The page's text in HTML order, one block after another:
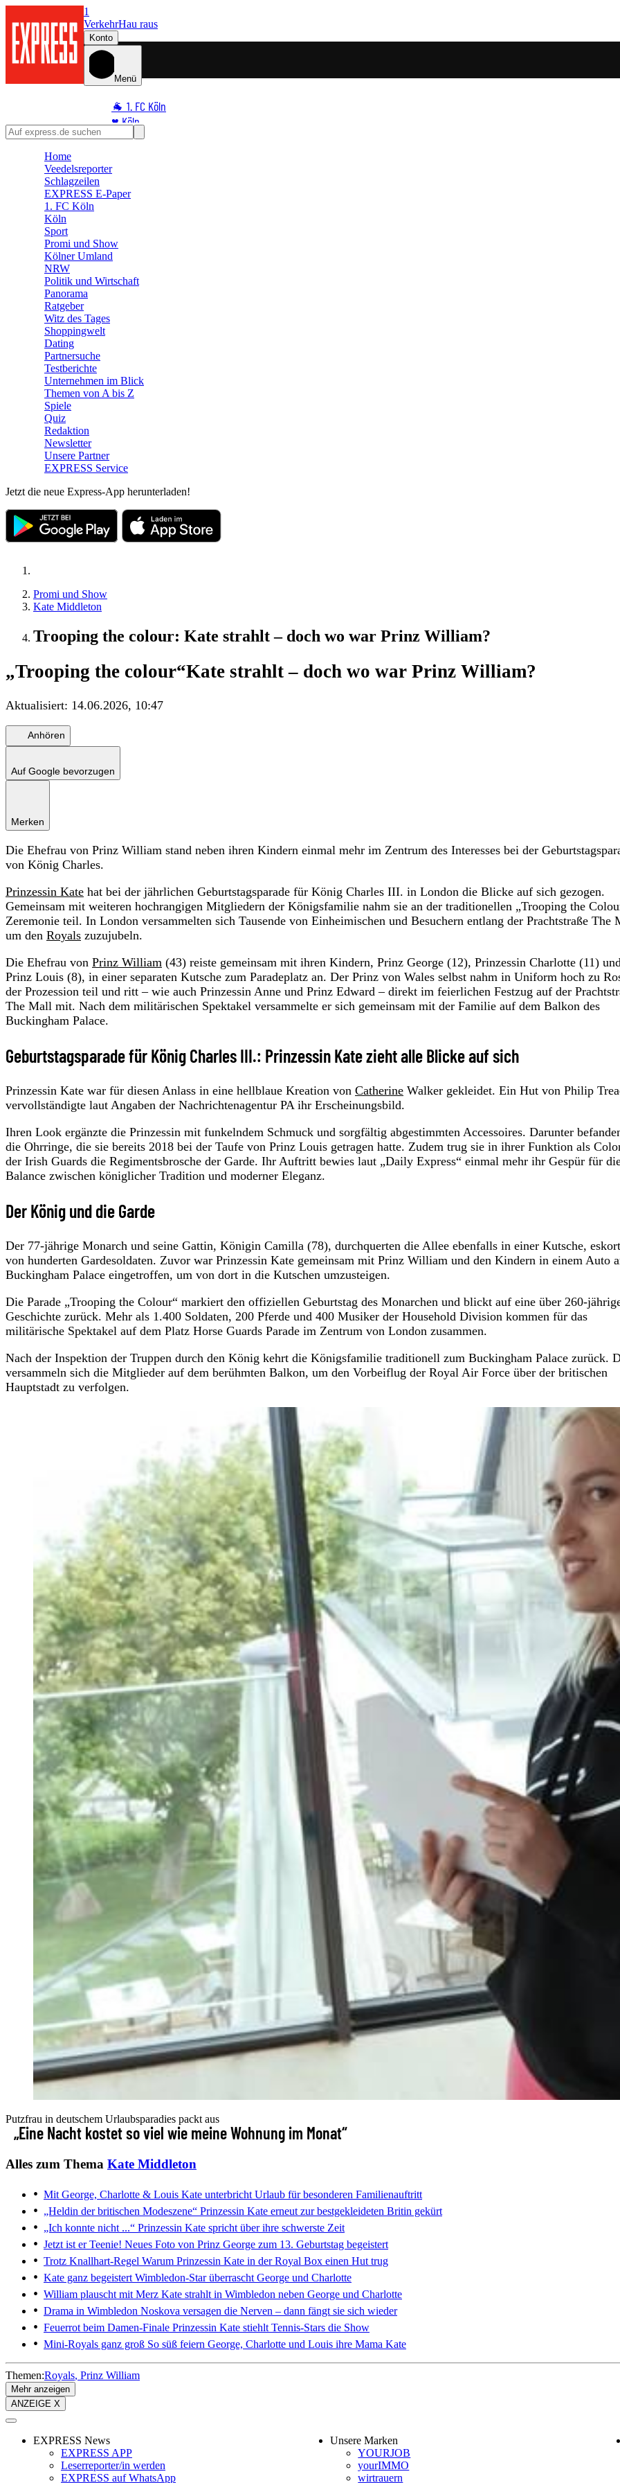
1
VerkehrHau raus
Konto
Menü
🐐 1. FC Köln
♥️ Köln
⭐ Promi
🛒 Shoppingwelt
🧩 Spiele
Home
Veedelsreporter
Schlagzeilen
EXPRESS E-Paper
1. FC Köln
Köln
Sport
Promi und Show
Kölner Umland
NRW
Politik und Wirtschaft
Panorama
Ratgeber
Witz des Tages
Shoppingwelt
Dating
Partnersuche
Testberichte
Unternehmen im Blick
Themen von A bis Z
Spiele
Quiz
Redaktion
Newsletter
Unsere Partner
EXPRESS Service
Jetzt die neue Express-App herunterladen!
Promi und Show
Kate Middleton
Trooping the colour: Kate strahlt – doch wo war Prinz William?
„Trooping the colour“Kate strahlt – doch wo war Prinz William?
Aktualisiert: 14.06.2026, 10:47
Anhören
Auf Google bevorzugen
Merken
Die Ehefrau von Prinz William stand neben ihren Kindern einmal mehr im Zentrum des Interesses bei der
von König Charles.
Prinzessin Kate hat bei der jährlichen Geburtstagsparade für König Charles III. in London die Blicke auf sich gezogen.
Gemeinsam mit weiteren hochrangigen Mitgliedern der Königsfamilie nahm sie an der traditionellen „Trooping the
Zeremonie teil. In London versammelten sich Tausende von Einheimischen und Besuchern entlang der Prachtstraße The
um den Royals zuzujubeln.
Die Ehefrau von Prinz William (43) reiste gemeinsam mit ihren Kindern, Prinz George (12), Prinzessin Charlotte (11) und
Prinz Louis (8), in einer separaten Kutsche zum Paradeplatz an. Der Prinz von Wales selbst nahm in Uniform hoch zu
der Prozession teil und ritt – wie auch Prinzessin Anne und Prinz Edward – direkt im feierlichen Festzug auf der
The Mall mit. Nach dem militärischen Spektakel versammelte er sich gemeinsam mit der Familie auf dem Balkon des
Buckingham Palace.
Geburtstagsparade für König Charles III.: Prinzessin Kate zieht alle Blicke auf sich
Prinzessin Kate war für diesen Anlass in eine hellblaue Kreation von Catherine Walker gekleidet. Ein Hut von Philip
vervollständigte laut Angaben der Nachrichtenagentur PA ihr Erscheinungsbild.
Ihren Look ergänzte die Prinzessin mit funkelndem Schmuck und sorgfältig abgestimmten Accessoires. Darunter
die Ohrringe, die sie bereits 2018 bei der Taufe von Prinz Louis getragen hatte. Zudem trug sie in ihrer Funktion als
der Irish Guards die Regimentsbrosche der Garde. Ihr Auftritt bewies laut „Daily Express“ einmal mehr ihr Gespür für
Balance zwischen königlicher Tradition und moderner Eleganz.
Der König und die Garde
Der 77-jährige Monarch und seine Gattin, Königin Camilla (78), durchquerten die Allee ebenfalls in einer Kutsche,
von hunderten Gardesoldaten. Zuvor war Prinzessin Kate gemeinsam mit Prinz William und den Kindern in einem Auto
Buckingham Palace eingetroffen, um von dort in die Kutschen umzusteigen.
Die Parade „Trooping the Colour“ markiert den offiziellen Geburtstag des Monarchen und blickt auf eine über 260-
Geschichte zurück. Mehr als 1.400 Soldaten, 200 Pferde und 400 Musiker der Household Division kommen für das
militärische Spektakel auf dem Platz Horse Guards Parade im Zentrum von London zusammen.
Nach der Inspektion der Truppen durch den König kehrt die Königsfamilie traditionell zum Buckingham Palace zurück.
versammeln sich die Mitglieder auf dem berühmten Balkon, um den Vorbeiflug der Royal Air Force über der britischen
Hauptstadt zu verfolgen.
Putzfrau in deutschem Urlaubsparadies packt aus
„Eine Nacht kostet so viel wie meine Wohnung im Monat“
Alles zum Thema Kate Middleton
Mit George, Charlotte & Louis Kate unterbricht Urlaub für besonderen Familienauftritt
„Heldin der britischen Modeszene“ Prinzessin Kate erneut zur bestgekleideten Britin gekürt
„Ich konnte nicht ...“ Prinzessin Kate spricht über ihre schwerste Zeit
Jetzt ist er Teenie! Neues Foto von Prinz George zum 13. Geburtstag begeistert
Trotz Knallhart-Regel Warum Prinzessin Kate in der Royal Box einen Hut trug
Kate ganz begeistert Wimbledon-Star überrascht George und Charlotte
William plauscht mit Merz Kate strahlt in Wimbledon neben George und Charlotte
Drama in Wimbledon Noskova versagen die Nerven – dann fängt sie sich wieder
Feuerrot beim Damen-Finale Prinzessin Kate stiehlt Tennis-Stars die Show
Mini-Royals ganz groß So süß feiern George, Charlotte und Louis ihre Mama Kate
Themen:Royals Prinz William
Mehr anzeigen
ANZEIGE X
EXPRESS News
EXPRESS APP
Leserreporter/in werden
EXPRESS auf WhatsApp
Unsere Marken
YOURJOB
yourIMMO
wirtrauern